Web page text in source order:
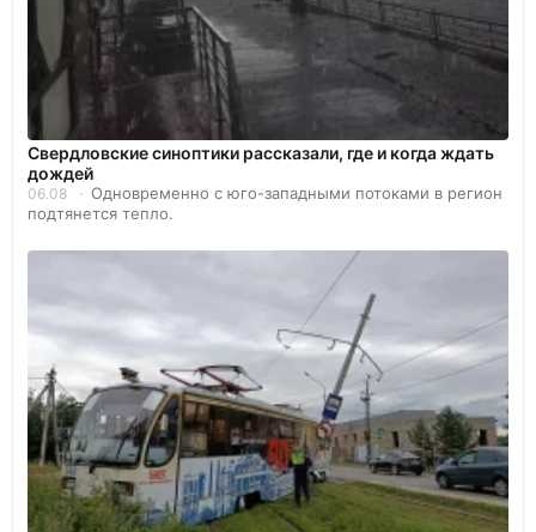
Свердловские синоптики рассказали, где и когда ждать
дождей
06.08
Одновременно с юго-западными потоками в регион
подтянется тепло.